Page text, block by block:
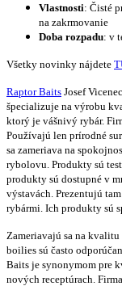
Vlastnosti: Čisté
na zakrmovanie
Doba rozpadu: v
Všetky novinky nájdete
Raptor Baits Josef
špecializuje na výrobu
ktorý je vášnivý rybár.
Používajú len prírodné
sa zameriava na
rybolovu. Produkty sú
produkty sú dostupné v
výstavách. Prezentujú
rybármi. Ich produkty sú
Zameriavajú sa na
boilies sú často
Baits je synonymom pre
nových receptúrach.